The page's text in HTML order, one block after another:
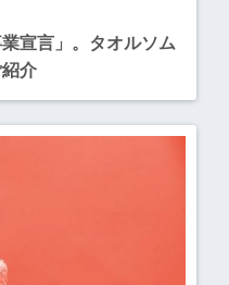
宣言」。タオルソム
介